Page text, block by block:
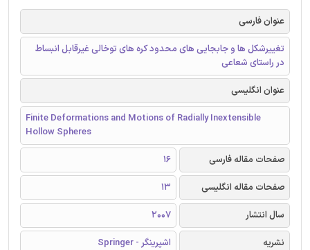
عنوان فارسی
تغییرشکل ها و جابجایی های محدود کره های توخالی غیرقابل انبساط
در راستای شعاعی
عنوان انگلیسی
Finite Deformations and Motions of Radially Inextensible
Hollow Spheres
صفحات مقاله فارسی
16
صفحات مقاله انگلیسی
13
سال انتشار
2007
نشریه
اشپرینگر - Springer